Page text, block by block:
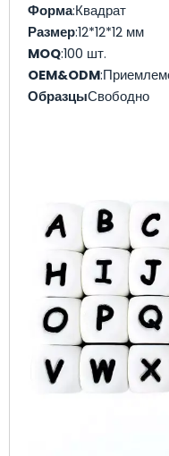
Форма:Квадрат
Размер:12*12*12 мм
MOQ:100 шт.
OEM&ODM
ОбразцыСвободно